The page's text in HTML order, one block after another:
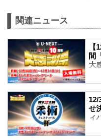
関連ニュース
【
間
大
催
更
12/
12/
せ
ィ
ャ